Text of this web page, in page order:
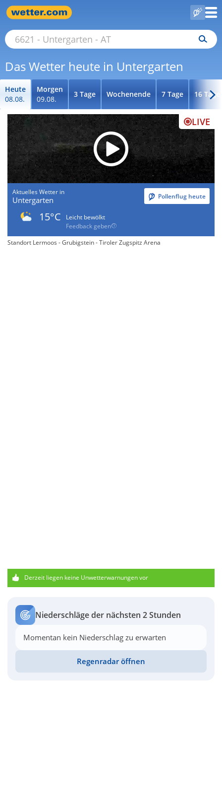
Das Wetter heute in Untergarten
Heute
08.08.
Morgen
09.08.
3 Tage Wochenende 7 Tage 16 Tage
LIVE
Aktuelles Wetter in
Untergarten Pollenflug heute
15°C
Leicht bewölkt
Feedback geben
Standort Lermoos - Grubigstein - Tiroler Zugspitz Arena
Derzeit liegen keine Unwetterwarnungen vor
Niederschläge der nächsten 2 Stunden
Momentan kein Niederschlag zu erwarten
Regenradar öffnen